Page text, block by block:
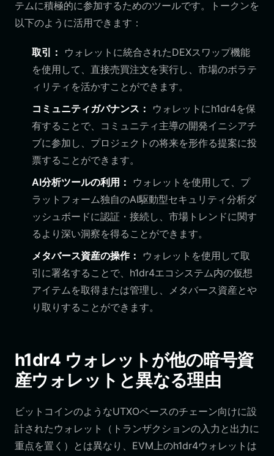
テムに積極的に参加するためのツールです。トークンを
以下のように活用できます：
取引：
ウォレットに統合されたDEXスワップ機能
を使用して、直接売買注文を実行し、市場のボラテ
ィリティを活かすことができます。
コミュニティガバナンス：
ウォレットにh1dr4を保
有することで、コミュニティ主導の開発イニシアチ
ブに参加し、プロジェクトの将来を形作る提案に投
票することができます。
AI分析ツールの利用：
ウォレットを使用して、プ
ラットフォーム独自のAI駆動型セキュリティ分析ダ
ッシュボードに認証・接続し、市場トレンドに関す
るより深い洞察を得ることができます。
メタバース資産の操作：
ウォレットを使用して取
引に署名することで、h1dr4エコシステム内の仮想
アイテムを取得または管理し、メタバース資産とや
り取りすることができます。
h1dr4 ウォレットが他の暗号資
産ウォレットと異なる理由
ビットコインのようなUTXOベースのチェーン向けに設
計されたウォレット（トランザクションの入力と出力に
重点を置く）とは異なり、EVM上のh1dr4ウォレットは